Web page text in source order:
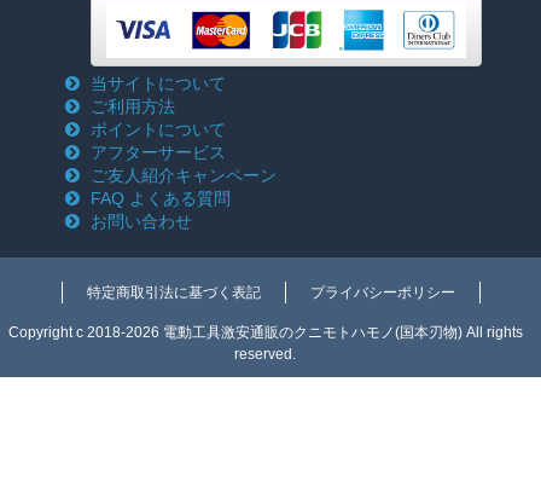
当サイトについて
ご利用方法
ポイントについて
アフターサービス
ご友人紹介キャンペーン
FAQ よくある質問
お問い合わせ
特定商取引法に基づく表記 プライバシーポリシー
Copyright c 2018-2026 電動工具激安通販のクニモトハモノ(国本刃物) All rights
reserved.